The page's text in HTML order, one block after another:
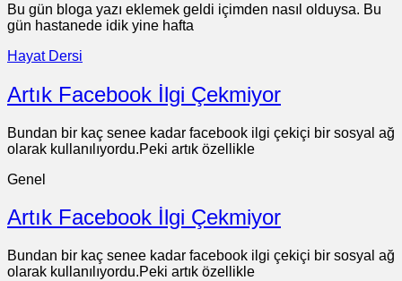
Bu gün bloga yazı eklemek geldi içimden nasıl olduysa. Bu
gün hastanede idik yine hafta
Hayat Dersi
Artık Facebook İlgi Çekmiyor
Bundan bir kaç senee kadar facebook ilgi çekiçi bir sosyal ağ
olarak kullanılıyordu.Peki artık özellikle
Genel
Artık Facebook İlgi Çekmiyor
Bundan bir kaç senee kadar facebook ilgi çekiçi bir sosyal ağ
olarak kullanılıyordu.Peki artık özellikle